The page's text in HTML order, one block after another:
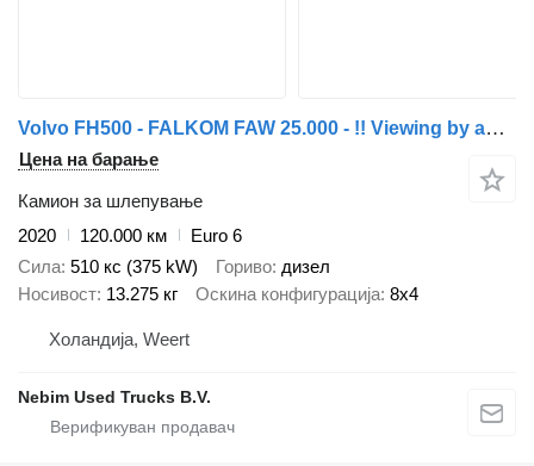
Volvo FH500 - FALKOM FAW 25.000 - !! Viewing by appointment only !!
Цена на барање
Камион за шлепување
2020
120.000 км
Euro 6
Сила 510 кс (375 kW) Гориво дизел
Носивост 13.275 кг Оскина конфигурација 8x4
Холандија, Weert
Nebim Used Trucks B.V.